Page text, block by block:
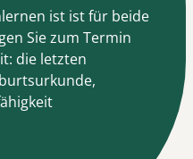
ist ist für beide
Sie zum Termin
die letzten